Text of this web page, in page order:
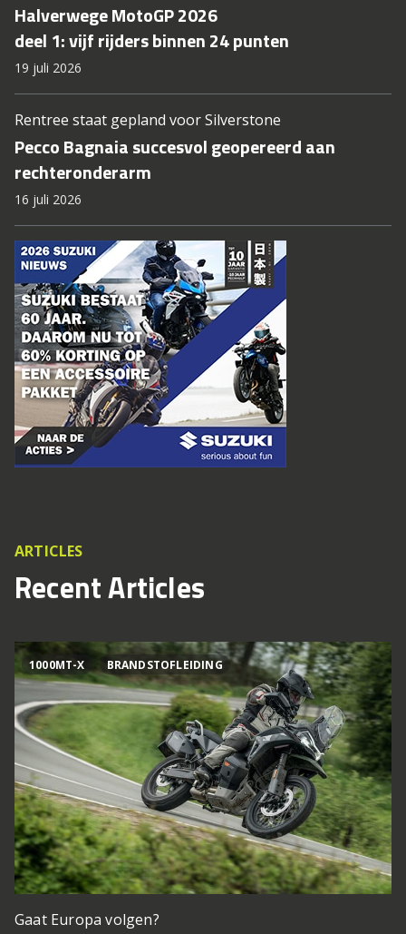
Halverwege MotoGP 2026
deel 1: vijf rijders binnen 24 punten
19 juli 2026
Rentree staat gepland voor Silverstone
Pecco Bagnaia succesvol geopereerd aan
rechteronderarm
16 juli 2026
ARTICLES
Recent Articles
1000MT-X BRANDSTOFLEIDING
Gaat Europa volgen?